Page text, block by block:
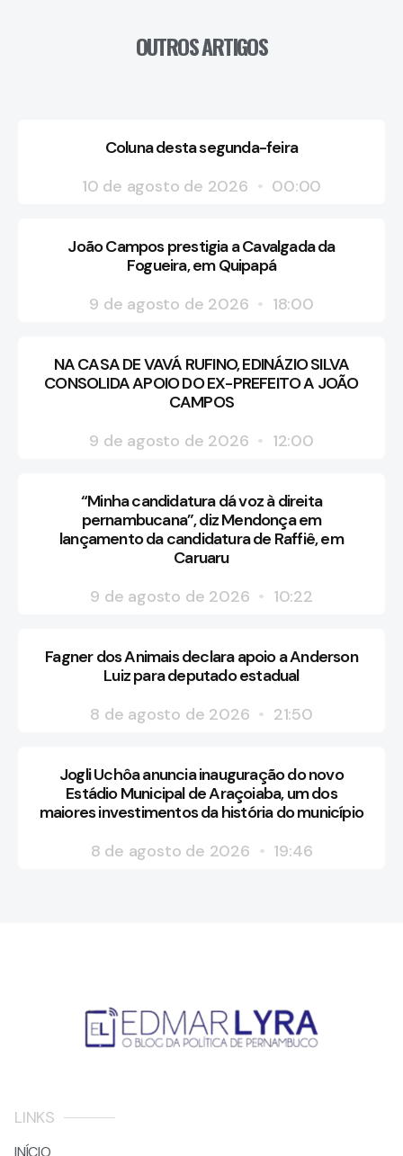
OUTROS ARTIGOS
Coluna desta segunda-feira
10 de agosto de 2026
00:00
João Campos prestigia a Cavalgada da
Fogueira, em Quipapá
9 de agosto de 2026
18:00
NA CASA DE VAVÁ RUFINO, EDINÁZIO SILVA
CONSOLIDA APOIO DO EX-PREFEITO A JOÃO
CAMPOS
9 de agosto de 2026
12:00
“Minha candidatura dá voz à direita
pernambucana”, diz Mendonça em
lançamento da candidatura de Raffiê, em
Caruaru
9 de agosto de 2026
10:22
Fagner dos Animais declara apoio a Anderson
Luiz para deputado estadual
8 de agosto de 2026
21:50
Jogli Uchôa anuncia inauguração do novo
Estádio Municipal de Araçoiaba, um dos
maiores investimentos da história do município
8 de agosto de 2026
19:46
LINKS
INÍCIO